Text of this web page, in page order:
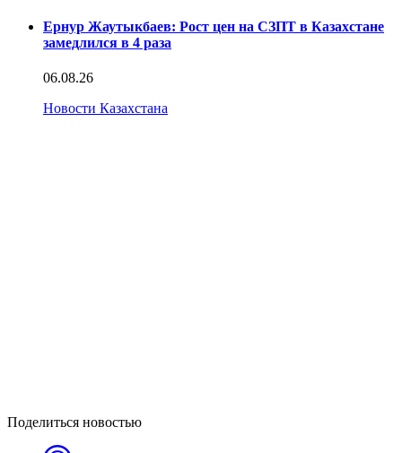
Ернур Жаутыкбаев: Рост цен на СЗПТ в Казахстане
замедлился в 4 раза
06.08.26
Новости Казахстана
Поделиться новостью